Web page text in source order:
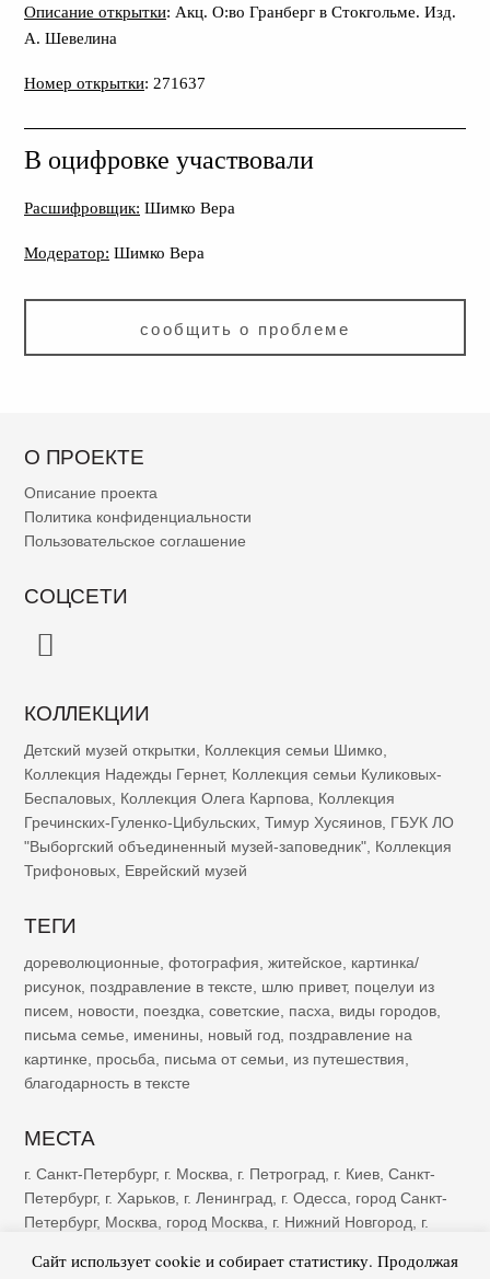
Описание открытки: Акц. О:во Гранберг в Стокгольме. Изд.
А. Шевелина
Номер открытки: 271637
В оцифровке участвовали
Расшифровщик: Шимко Вера
Модератор: Шимко Вера
сообщить о проблеме
О ПРОЕКТЕ
Описание проекта
Политика конфиденциальности
Пользовательское соглашение
СОЦСЕТИ
КОЛЛЕКЦИИ
Детский музей открытки Коллекция семьи Шимко
Коллекция Надежды Гернет, Коллекция семьи Куликовых-
Беспаловых Коллекция Олега Карпова
Коллекция
Гречинских-Гуленко-Цибульских Тимур Хусяинов ГБУК ЛО
"Выборгский объединенный музей-заповедник" Коллекция
Трифоновых Еврейский музей
ТЕГИ
дореволюционные фотография житейское
картинка/
рисунок поздравление в тексте шлю привет, поцелуи из
писем
новости поездка советские пасха виды городов
письма семье
именины новый год
поздравление на
картинке
просьба письма от семьи из путешествия
благодарность в тексте
МЕСТА
г. Санкт-Петербург, г. Москва, г. Петроград, г. Киев, Санкт-
Петербург, г. Харьков, г. Ленинград, г. Одесса, город Санкт-
Петербург, Москва, город Москва, г. Нижний Новгород, г.
Тифлис,г. Ростов-на-Дону
Сайт использует cookie и собирает статистику. Продолжая